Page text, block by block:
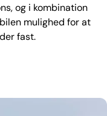
og i kombination
mulighed for at
fast.